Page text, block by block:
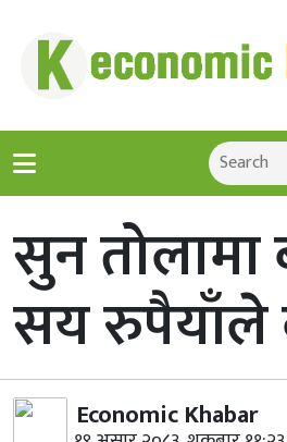
सुन तोलामा
सय रुपैयाँले
Economic Khabar